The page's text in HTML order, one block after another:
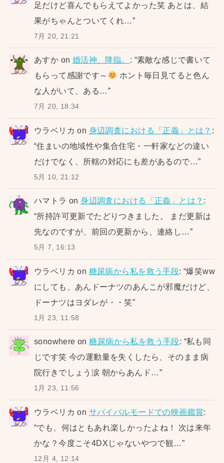
足だけど喜んでもらえてよかった笑 あとは、結
果がちゃんとついてくれ…”
7月 20, 21:21
あすか on 婚活神、降臨。 : “素敵な感じで書いて
もらって感謝です～
ホント毎日見てると色ん
な人がいて、ある…”
7月 20, 18:34
ウラベリカ on 身辺調査における「正義」とは？ :
“住まいの地域性や集合住宅・一軒家などの違い
だけでなく、所轄の対応にも差があるので…”
5月 10, 21:12
ハマトラ on身辺調査における「正義」とは？ :
“所持許可更新でたどりつきました。 まだ更新は
先なのですが、前回の更新から、連絡し…”
5月 7, 16:13
ウラベリカ on 糖尿病から私を救う手段: “爆笑ww
にしても、あんドーナツのあんこが邪魔だけど、
ドーナツはヨダレが・・笑”
1月 23, 11:58
sonowhere on糖尿病から私を救う手段: “私も同
じです笑 今の運動量を失くしたら、そのまま病
院行きでしょう涙 朝からあんド…”
1月 23, 11:56
ウラベリカ on サバイバルモードでの映画鑑賞:
“でも、何はともあれ楽しかったよね！ 次は来年
かな？今度こそ4DXじゃないやつで観…”
12月 4, 12:14